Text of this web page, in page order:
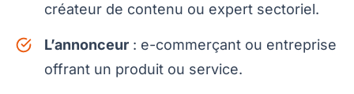
créateur de contenu ou expert sectoriel.
L’annonceur : e-commerçant ou entreprise
offrant un produit ou service.